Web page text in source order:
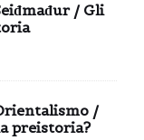
/ Gli
/
preistoria?